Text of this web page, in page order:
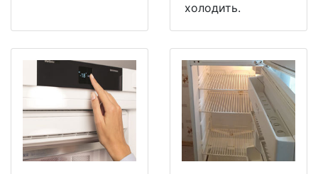
холодить.